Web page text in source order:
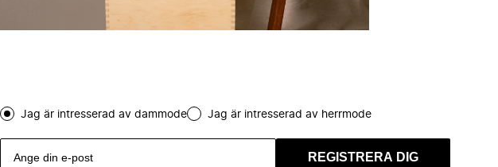
Jag är intresserad av dammode Jag är intresserad av herrmode
REGISTRERA DIG